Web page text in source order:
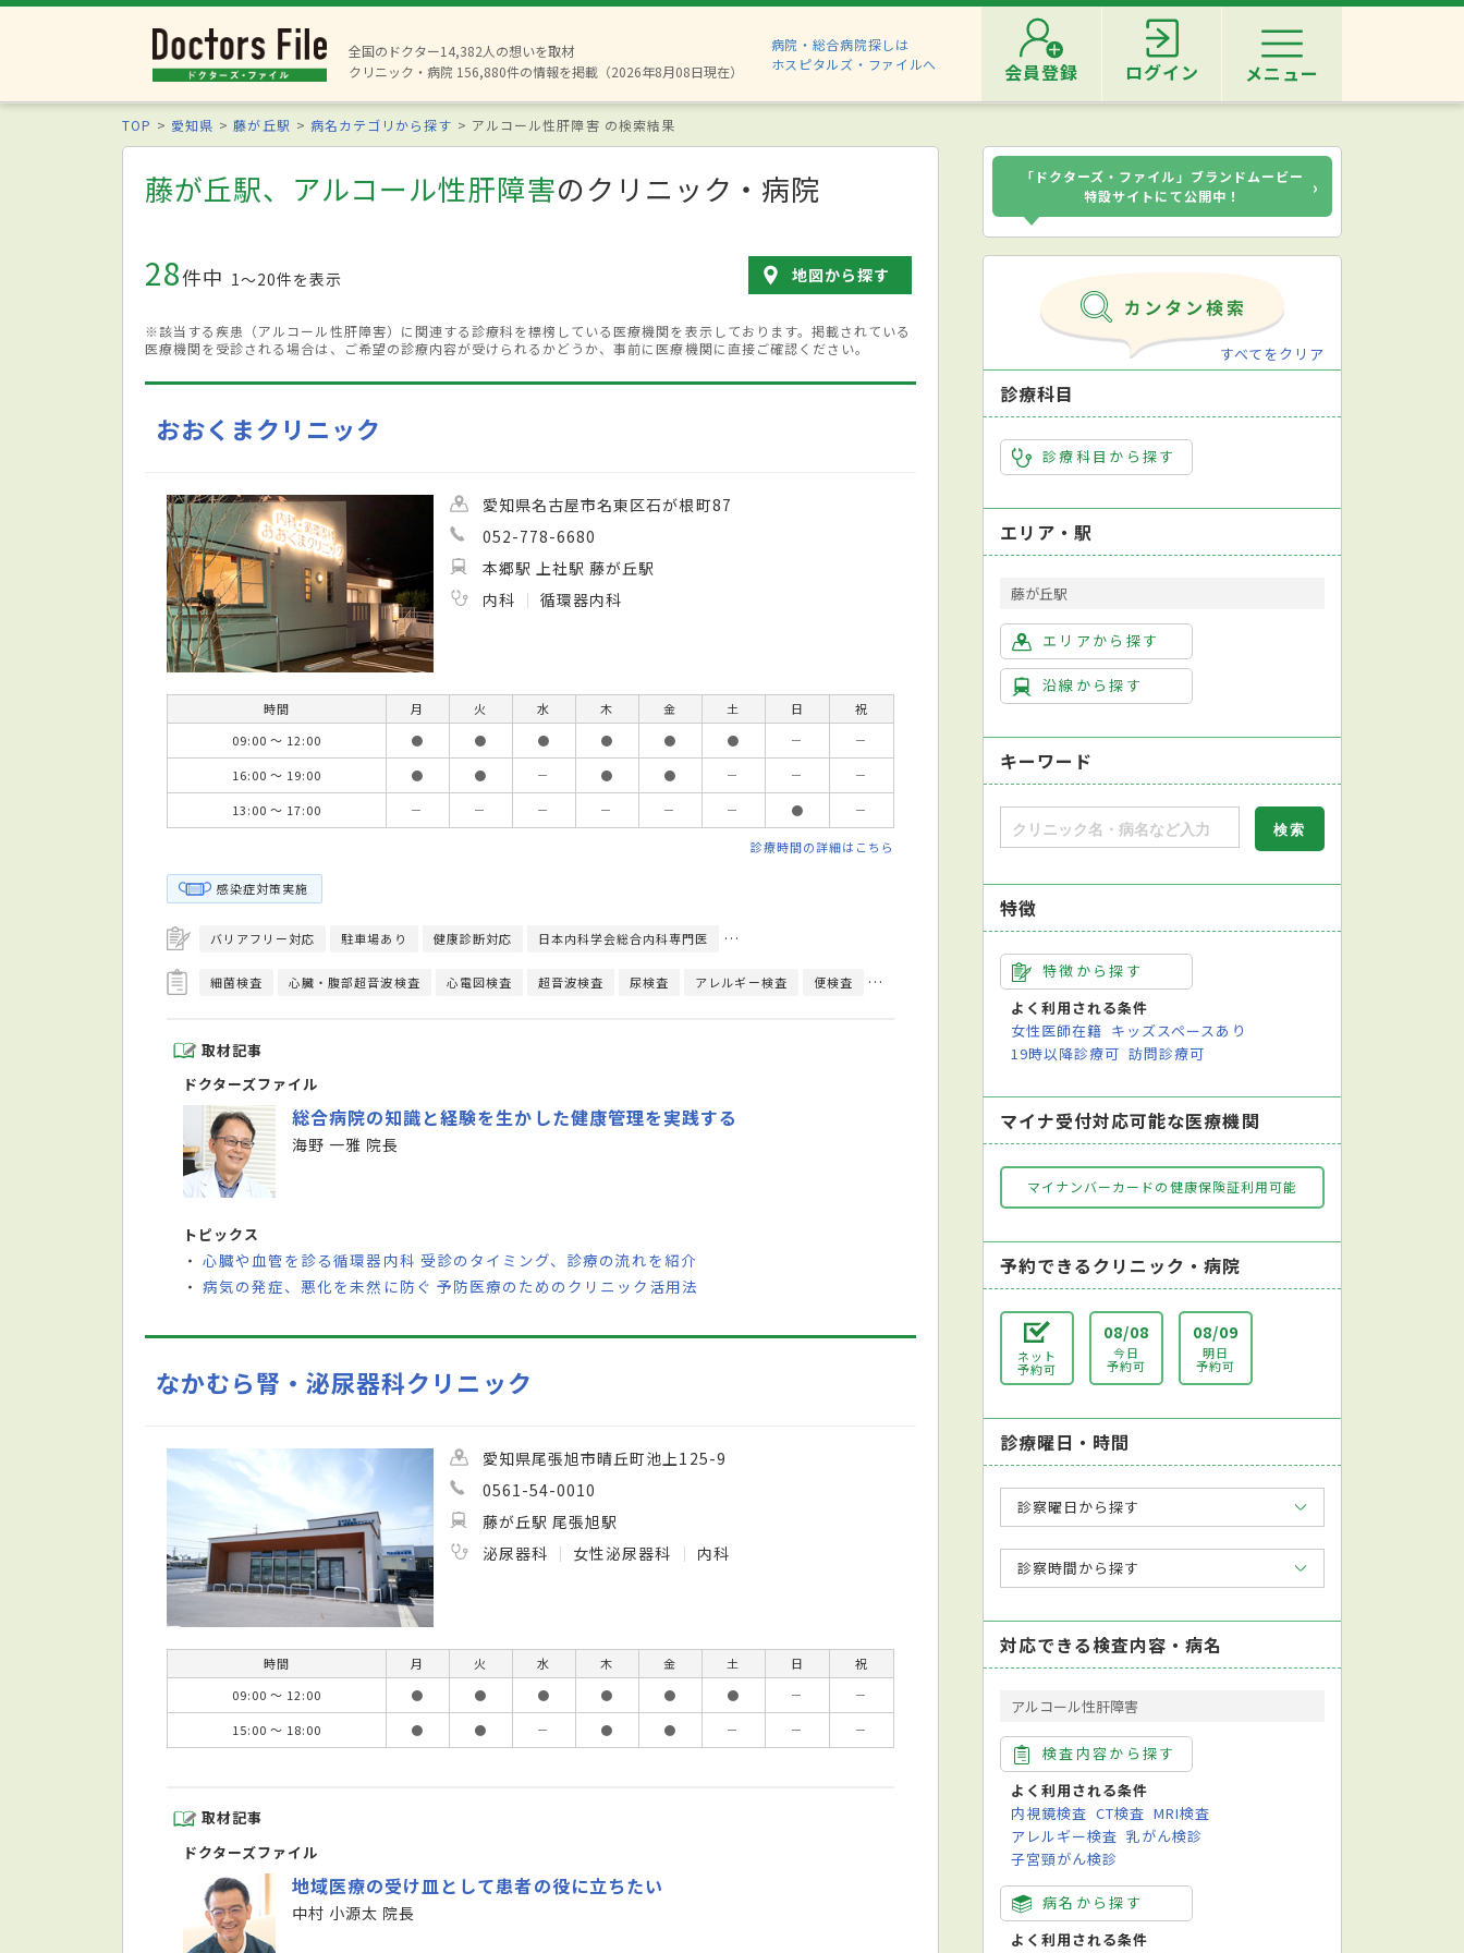
全国のドクター14,382人の想いを取材
クリニック・病院 156,880件の情報を掲載（2026年8月08日現在）
病院・総合病院探しは
ホスピタルズ・ファイルへ
会員登録 ログイン メニュー
TOP 愛知県 藤が丘駅 病名カテゴリから探す アルコール性肝障害 の検索結果
藤が丘駅、アルコール性肝障害のクリニック・病院
28件中 1〜20件を表示 地図から探す
※該当する疾患（アルコール性肝障害）に関連する診療科を標榜している医療機関を表示しております。掲載されている
医療機関を受診される場合は、ご希望の診療内容が受けられるかどうか、事前に医療機関に直接ご確認ください。
おおくまクリニック
愛知県名古屋市名東区石が根町87
052-778-6680
本郷駅 上社駅 藤が丘駅
内科
循環器内科
時間 月 火 水 木 金 土 日
祝
09:00 ～ 12:00
● ● ● ● ● ● －
－
16:00 ～ 19:00
● ● － ● ● － －
－
13:00 ～ 17:00
－ － － － － － ● －
診療時間の詳細はこちら
感染症対策実施
バリアフリー対応 駐車場あり 健康診断対応 日本内科学会総合内科専門医 日本循環器学会循環器専門医
細菌検査 心臓・腹部超音波検査 心電図検査 超音波検査 尿検査 アレルギー検査 便検査 ウイルス検査 レントゲン検査
取材記事
ドクターズファイル
総合病院の知識と経験を生かした健康管理を実践する
海野 一雅 院長
トピックス
・心臓や血管を診る循環器内科 受診のタイミング、診療の流れを紹介
・病気の発症、悪化を未然に防ぐ 予防医療のためのクリニック活用法
なかむら腎・泌尿器科クリニック
愛知県尾張旭市晴丘町池上125-9
0561-54-0010
藤が丘駅 尾張旭駅
泌尿器科
女性泌尿器科 内科
時間 月 火 水 木 金 土 日
祝
09:00 ～ 12:00
● ● ● ● ● ● －
－
15:00 ～ 18:00
● ● － ● ● － － －
取材記事
ドクターズファイル
地域医療の受け皿として患者の役に立ちたい
中村 小源太 院長
「ドクターズ・ファイル」ブランドムービー
特設サイトにて公開中！
›
すべてをクリア
診療科目
診療科目から探す
エリア・駅
藤が丘駅
エリアから探す
沿線から探す
キーワード
特徴
特徴から探す
よく利用される条件
女性医師在籍 キッズスペースあり
19時以降診療可 訪問診療可
マイナ受付対応可能な医療機関
マイナンバーカードの健康保険証利用可能
予約できるクリニック・病院
ネット
予約可
08/08
今日
予約可
08/09
明日
予約可
診療曜日・時間
診察曜日から探す
診察時間から探す
対応できる検査内容・病名
アルコール性肝障害
検査内容から探す
よく利用される条件
内視鏡検査 CT検査 MRI検査
アレルギー検査 乳がん検診
子宮頸がん検診
病名から探す
よく利用される条件